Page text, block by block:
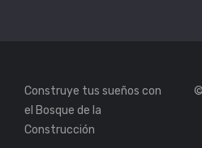
Construye tus sueños con
el Bosque de la
Construcción
©